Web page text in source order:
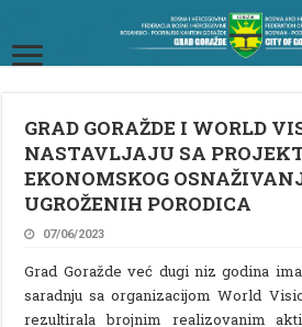
GRAD GORAŽDE I WORLD
NASTAVLJAJU SA
EKONOMSKOG
UGROŽENIH PORODICA
07/06/2023
Grad Goražde već dugi niz godina
saradnju sa organizacijom World
rezultirala brojnim realizovanim